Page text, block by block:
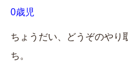
0歳児
ちょうだい、どうぞのやり
ち。